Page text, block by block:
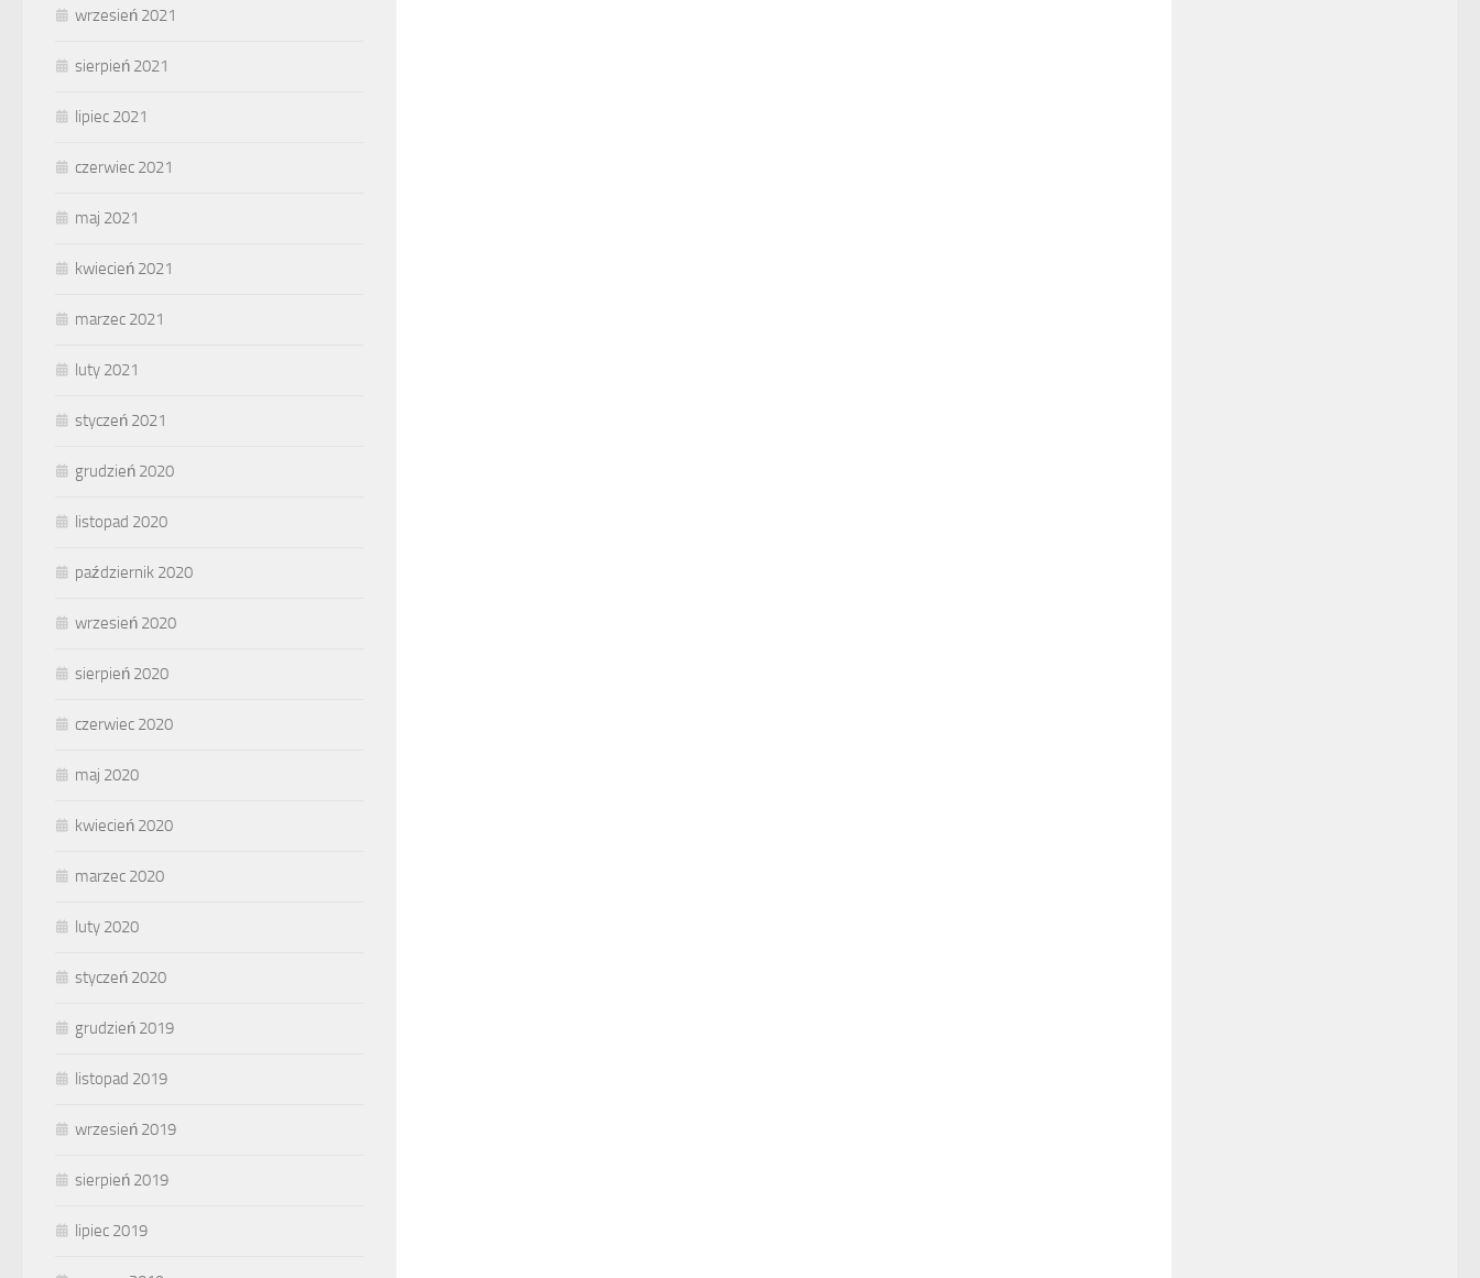
wrzesień 2021
sierpień 2021
lipiec 2021
czerwiec 2021
maj 2021
kwiecień 2021
marzec 2021
luty 2021
styczeń 2021
grudzień 2020
listopad 2020
październik 2020
wrzesień 2020
sierpień 2020
czerwiec 2020
maj 2020
kwiecień 2020
marzec 2020
luty 2020
styczeń 2020
grudzień 2019
listopad 2019
wrzesień 2019
sierpień 2019
lipiec 2019